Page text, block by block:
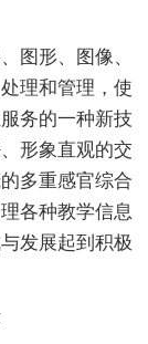
图形、图像、
理和管理，使
务的一种新技
形象直观的交
多重感官综合
各种教学信息
发展起到积极